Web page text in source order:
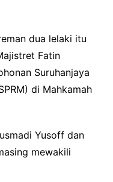
dua lelaki itu
Fatin
Suruhanjaya
di Mahkamah
Yusoff dan
mewakili